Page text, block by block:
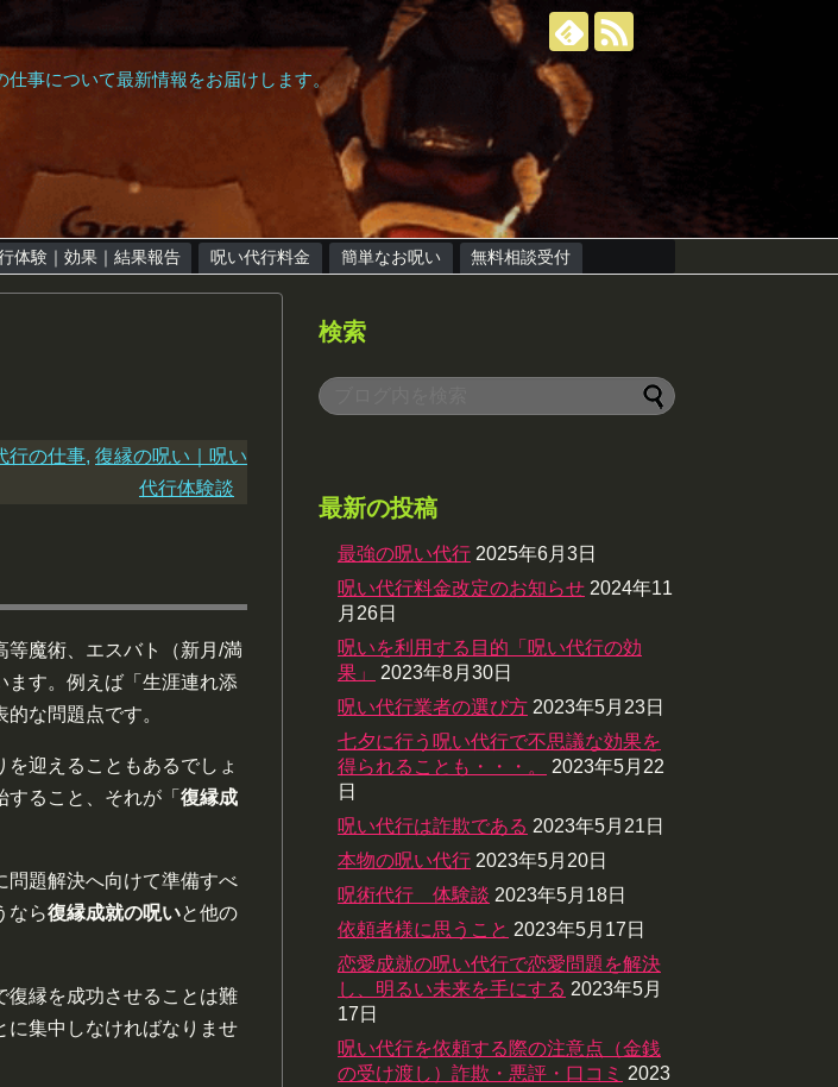
事について最新情報をお届けします。
体験｜効果｜結果報告 呪い代行料金 簡単なお呪い 無料相談受付
行の仕事, 復縁の呪い｜呪い
代行体験談
魔術、エスバト（新月/満
ます。例えば「生涯連れ添
な問題点です。
迎えることもあるでしょ
ること、それが「 復縁成
問題解決へ向けて準備すべ
なら復縁成就の呪いと他の
復縁を成功させることは難
に集中しなければなりませ
検索
最新の投稿
最強の呪い代行 2025年6月3日
呪い代行料金改定のお知らせ 2024年11
月26日
呪いを利用する目的「呪い代行の効
果」
2023年8月30日
呪い代行業者の選び方 2023年5月23日
七夕に行う呪い代行で不思議な効果を
得られることも・・・。
2023年5月22
日
呪い代行は詐欺である 2023年5月21日
本物の呪い代行 2023年5月20日
呪術代行 体験談 2023年5月18日
依頼者様に思うこと 2023年5月17日
恋愛成就の呪い代行で恋愛問題を解決
し、明るい未来を手にする 2023年5月
17日
呪い代行を依頼する際の注意点（金銭
の受け渡し）詐欺・悪評・口コミ 2023
果報告